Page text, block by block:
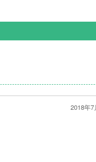
2018年7